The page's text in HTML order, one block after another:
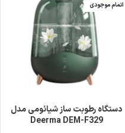
اتمام موجودی
دستگاه رطوبت ساز شیائومی مدل
Deerma DEM-F329